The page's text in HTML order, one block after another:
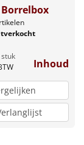
Inhoud